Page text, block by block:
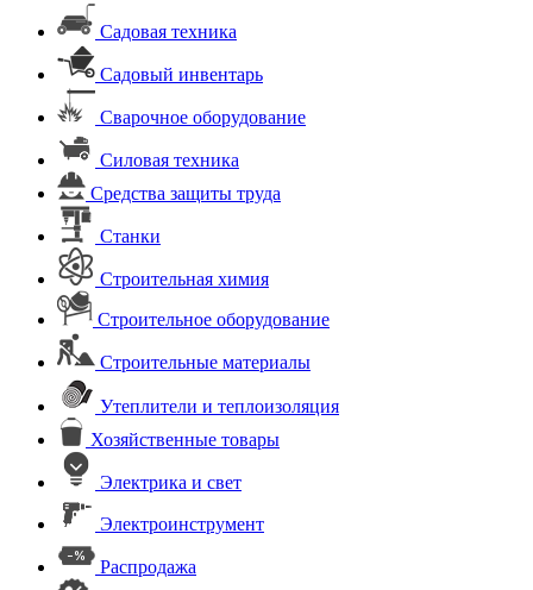
Садовая техника
Садовый инвентарь
Сварочное оборудование
Силовая техника
Средства защиты труда
Станки
Строительная химия
Строительное оборудование
Строительные материалы
Утеплители и теплоизоляция
Хозяйственные товары
Электрика и свет
Электроинструмент
Распродажа